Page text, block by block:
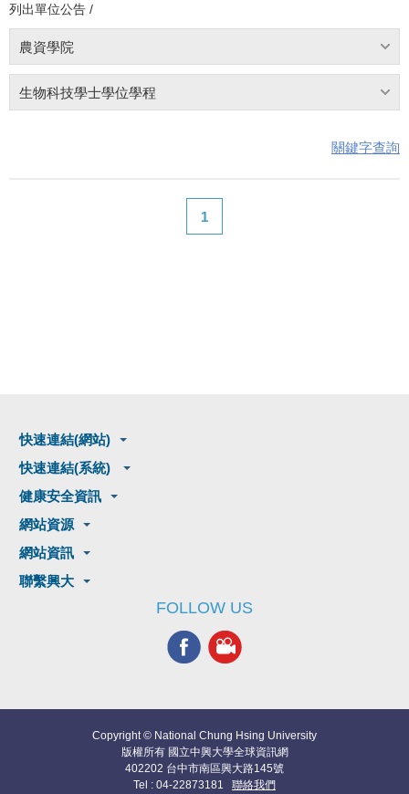
列出單位公告 /
農資學院
生物科技學士學位學程
關鍵字查詢
1
快速連結(網站)
快速連結(系統)
健康安全資訊
網站資源
網站資訊
聯繫興大
FOLLOW US
Copyright © National Chung Hsing University
版權所有 國立中興大學全球資訊網
402202 台中市南區興大路145號
Tel : 04-22873181 聯絡我們